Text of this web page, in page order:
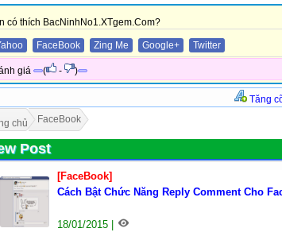
có thích BacNinhNo1.XTgem.Com?
FaceBook Zing Me Google+ Twitter
giá ( - )
Tăng
chủ FaceBook
Post
[FaceBook]
Cách Bật Chức Năng Reply Comment Cho
18/01/2015 |